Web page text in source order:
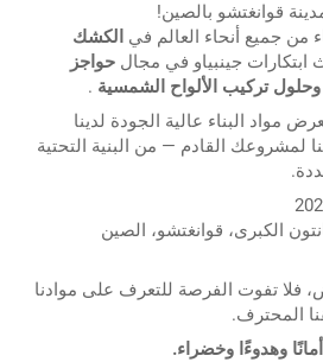
بالصين!
جميع أنحاء العالم في الكشك
جينبياو في مجالحواجز
تركيب الألواح الشمسية.
البناء عالية الجودة لدينا
القادم — من البنية التحتية
قوانغتشو، الصين
تفوت الفرصة للتعرف على موادنا
وهدوءًا وخضراء.